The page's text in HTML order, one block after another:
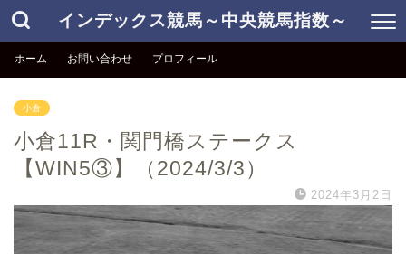
インデックス競馬～中央競馬指数～
ホーム お問い合わせ プロフィール
小倉
小倉11R・関門橋ステークス
【WIN5③】（2024/3/3）
2024年3月2日